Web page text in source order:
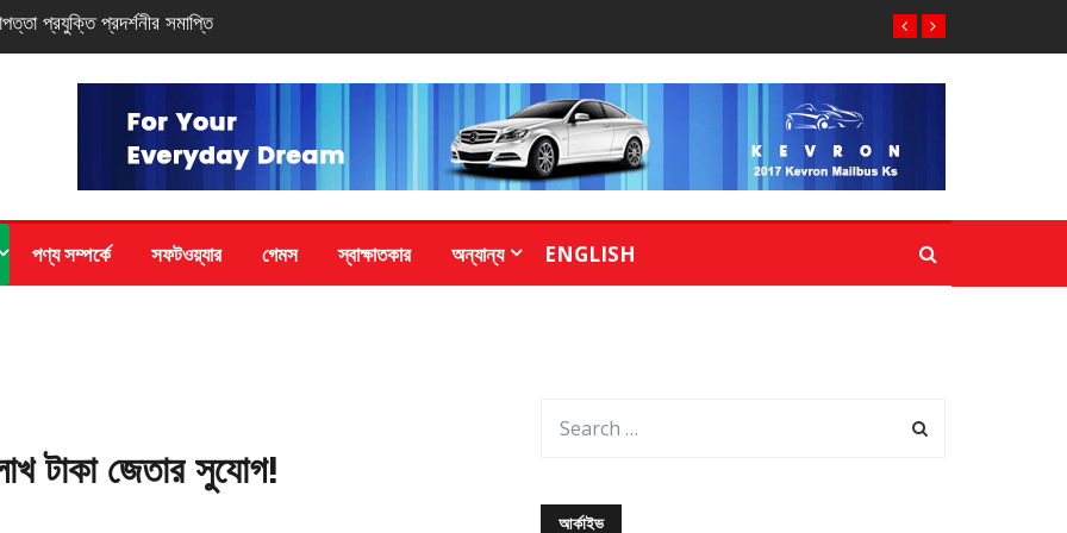
সিরিজ স্মার্টফোন
পণ্য সম্পর্কে সফটওয়্যার গেমস স্বাক্ষাতকার অন্যান্য ENGLISH
টাকা জেতার সুযোগ!
আর্কাইভ